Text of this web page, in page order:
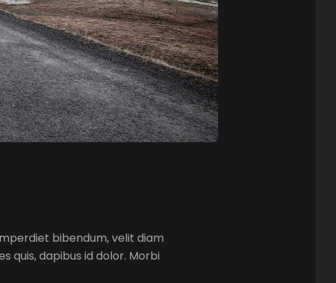
bibendum, velit diam
quis, dapibus id dolor. Morbi